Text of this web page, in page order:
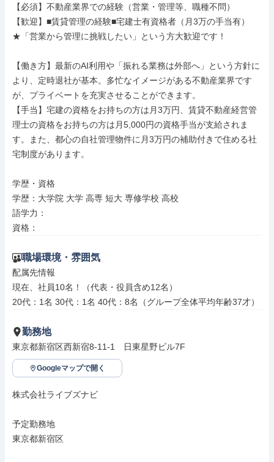
【必須】不動産業界での経験（営業・管理等、職種不問）
【歓迎】■賃貸管理の経験■宅建士有資格者（月3万の手当有）
★「営業から管理に挑戦したい」という方大歓迎です！
【働き方】最新のAI利用や「振れる業務は外部へ」という方針に
より、定時退社が基本。多忙なイメージがある不動産業界です
が、プライベートを充実させることができます。
【手当】宅建の資格をお持ちの方は月3万円、賃貸不動産経営管
理士の資格をお持ちの方は月5,000円の資格手当が支給されま
す。また、都心の自社管理物件に月3万円の補助付きで住める社
宅制度があります。
学歴・資格
学歴：大学院 大学 高専 短大 専修学校 高校
語学力：
資格：
職場環境・雰囲気
配属先情報
現在、社員10名！（代表・役員含め12名）
20代：1名 30代：1名 40代：8名（グループ全体平均年齢37才）
勤務地
東京都新宿区西新宿8-11-1　日東星野ビル7F
Googleマップで開く
株式会社ライブズナビ
予定勤務地
東京都新宿区